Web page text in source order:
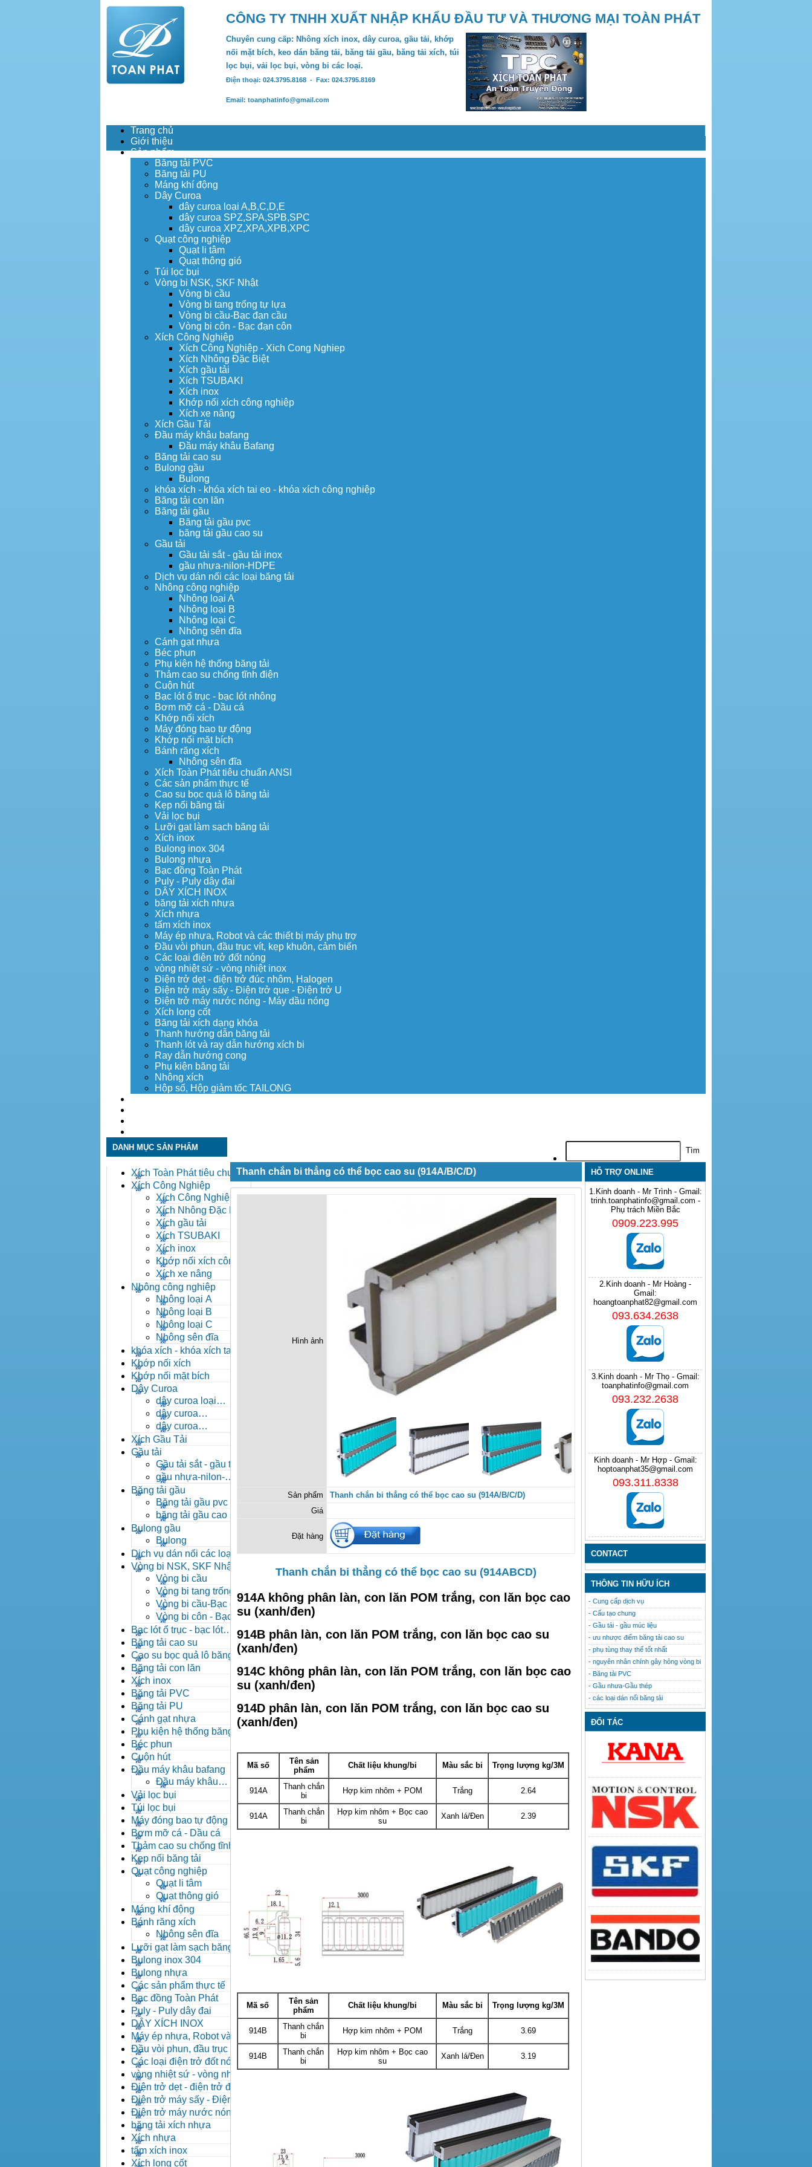
CÔNG TY TNHH XUẤT NHẬP KHẨU ĐẦU TƯ VÀ THƯƠNG MẠI TOÀN PHÁT
Chuyên cung cấp: Nhông xích inox, dây curoa, gầu tải, khớp
nối mặt bích, keo dán băng tải, băng tải gầu, băng tải xích, túi
lọc bụi, vải lọc bụi, vòng bi các loại.
Điện thoại: 024.3795.8168 - Fax: 024.3795.8169
Email: toanphatinfo@gmail.com
Trang chủ
Giới thiệu
Sản phẩm
Băng tải PVC
Băng tải PU
Máng khí động
Dây Curoa
dây curoa loại A,B,C,D,E
dây curoa SPZ,SPA,SPB,SPC
dây curoa XPZ,XPA,XPB,XPC
Quạt công nghiệp
Quạt li tâm
Quạt thông gió
Túi lọc bụi
Vòng bi NSK, SKF Nhật
Vòng bi cầu
Vòng bi tang trống tự lựa
Vòng bi cầu-Bạc đạn cầu
Vòng bi côn - Bạc đạn côn
Xích Công Nghiệp
Xích Công Nghiệp - Xich Cong Nghiep
Xích Nhông Đặc Biệt
Xích gầu tải
Xích TSUBAKI
Xích inox
Khớp nối xích công nghiệp
Xích xe nâng
Xích Gầu Tải
Đầu máy khâu bafang
Đầu máy khâu Bafang
Băng tải cao su
Bulong gầu
Bulong
khóa xích - khóa xích tai eo - khóa xích công nghiệp
Băng tải con lăn
Băng tải gầu
Băng tải gầu pvc
băng tải gầu cao su
Gầu tải
Gầu tải sắt - gầu tải inox
gầu nhựa-nilon-HDPE
Dịch vụ dán nối các loại băng tải
Nhông công nghiệp
Nhông loại A
Nhông loại B
Nhông loại C
Nhông sên đĩa
Cánh gạt nhựa
Béc phun
Phụ kiện hệ thống băng tải
Thảm cao su chống tĩnh điện
Cuộn hút
Bạc lót ổ trục - bạc lót nhông
Bơm mỡ cá - Dầu cá
Khớp nối xích
Máy đóng bao tự động
Khớp nối mặt bích
Bánh răng xích
Nhông sên đĩa
Xích Toàn Phát tiêu chuẩn ANSI
Các sản phẩm thực tế
Cao su bọc quả lô băng tải
Kẹp nối băng tải
Vải lọc bụi
Lưỡi gạt làm sạch băng tải
Xích inox
Bulong inox 304
Bulong nhựa
Bạc đồng Toàn Phát
Puly - Puly dây đai
DÂY XÍCH INOX
băng tải xích nhựa
Xích nhựa
tấm xích inox
Máy ép nhựa, Robot và các thiết bị máy phụ trợ
Đầu vòi phun, đầu trục vít, kẹp khuôn, cảm biến
Các loại điện trở đốt nóng
vòng nhiệt sứ - vòng nhiệt inox
Điện trở dẹt - điện trở đúc nhôm, Halogen
Điện trở máy sấy - Điện trở que - Điện trở U
Điện trở máy nước nóng - Máy dầu nóng
Xích long cốt
Băng tải xích dạng khóa
Thanh hướng dẫn băng tải
Thanh lót và ray dẫn hướng xích bi
Ray dẫn hướng cong
Phụ kiện băng tải
Nhông xích
Hộp số, Hộp giảm tốc TAILONG
DANH MỤC SẢN PHẨM
Xích Toàn Phát tiêu chuẩn
ANSI
Xích Công Nghiệp
Xích Công Nghiệp -
Xich Cong Nghiep
Xích Nhông Đặc Biệt
Xích gầu tải
Xích TSUBAKI
Xích inox
Khớp nối xích công
nghiệp
Xích xe nâng
Nhông công nghiệp
Nhông loại A
Nhông loại B
Nhông loại C
Nhông sên đĩa
khóa xích - khóa xích tai eo
- khóa xích công nghiệp
Khớp nối xích
Khớp nối mặt bích
Dây Curoa
dây curoa loại
A,B,C,D,E
dây curoa
SPZ,SPA,SPB,SPC
dây curoa
XPZ,XPA,XPB,XPC
Xích Gầu Tải
Gầu tải
Gầu tải sắt - gầu tải
inox
gầu nhựa-nilon-
HDPE
Băng tải gầu
Băng tải gầu pvc
băng tải gầu cao su
Bulong gầu
Bulong
Dịch vụ dán nối các loại
băng tải
Vòng bi NSK, SKF Nhật
Vòng bi cầu
Vòng bi tang trống tự
lựa
Vòng bi cầu-Bạc đạn
cầu
Vòng bi côn - Bạc
đạn côn
Bạc lót ổ trục - bạc lót
nhông
Băng tải cao su
Cao su bọc quả lô băng tải
Băng tải con lăn
Xích inox
Băng tải PVC
Băng tải PU
Cánh gạt nhựa
Phụ kiện hệ thống băng tải
Béc phun
Cuộn hút
Đầu máy khâu bafang
Đầu máy khâu
Bafang
Vải lọc bụi
Túi lọc bụi
Máy đóng bao tự động
Bơm mỡ cá - Dầu cá
Thảm cao su chống tĩnh
điện
Kẹp nối băng tải
Quạt công nghiệp
Quạt li tâm
Quạt thông gió
Máng khí động
Bánh răng xích
Nhông sên đĩa
Lưỡi gạt làm sạch băng tải
Bulong inox 304
Bulong nhựa
Các sản phẩm thực tế
Bạc đồng Toàn Phát
Puly - Puly dây đai
DÂY XÍCH INOX
Máy ép nhựa, Robot và các
thiết bị máy phụ trợ
Đầu vòi phun, đầu trục vít,
kẹp khuôn, cảm biến
Các loại điện trở đốt nóng
vòng nhiệt sứ - vòng nhiệt
inox
Điện trở dẹt - điện trở đúc
nhôm, Halogen
Điện trở máy sấy - Điện trở
que - Điện trở U
Điện trở máy nước nóng -
Máy dầu nóng
băng tải xích nhựa
Xích nhựa
tấm xích inox
Xích long cốt
Thanh chắn bi thẳng có thể bọc cao su (914A/B/C/D)
Hình ảnh
Sản phẩm
Thanh chắn bi thẳng có thể bọc cao su (914A/B/C/D)
Giá
Đặt hàng
Thanh chắn bi thẳng có thể bọc cao su (914ABCD)
914A không phân làn, con lăn POM trắng, con lăn bọc cao
su (xanh/đen)
914B phân làn, con lăn POM trắng, con lăn bọc cao su
(xanh/đen)
914C không phân làn, con lăn POM trắng, con lăn bọc cao
su (xanh/đen)
914D phân làn, con lăn POM trắng, con lăn bọc cao su
(xanh/đen)
Mã số
Tên sản
phẩm
Chất liệu khung/bi Màu sắc bi Trọng lượng kg/3M
914A
Thanh chắn
bi
Hợp kim nhôm + POM Trắng 2.64
914A
Thanh chắn
bi
Hợp kim nhôm + Bọc cao
su
Xanh lá/Đen 2.39
Mã số
Tên sản
phẩm
Chất liệu khung/bi Màu sắc bi Trọng lượng kg/3M
914B
Thanh chắn
bi
Hợp kim nhôm + POM Trắng 3.69
914B
Thanh chắn
bi
Hợp kim nhôm + Bọc cao
su
Xanh lá/Đen 3.19
HỖ TRỢ ONLINE
1.Kinh doanh - Mr Trình - Gmail:
trinh.toanphatinfo@gmail.com -
Phụ trách Miền Bắc
0909.223.995
2.Kinh doanh - Mr Hoàng -
Gmail:
hoangtoanphat82@gmail.com
093.634.2638
3.Kinh doanh - Mr Thọ - Gmail:
toanphatinfo@gmail.com
093.232.2638
Kinh doanh - Mr Hợp - Gmail:
hoptoanphat35@gmail.com
093.311.8338
CONTACT
THÔNG TIN HỮU ÍCH
- Cung cấp dịch vụ
- Cấu tạo chung
- Gầu tải - gầu múc liệu
- ưu nhược điểm băng tải cao su
- phụ tùng thay thế tốt nhất
- nguyên nhân chính gây hỏng vòng bi
- Băng tải PVC
- Gầu nhưa-Gầu thép
- các loại dán nối băng tải
ĐỐI TÁC